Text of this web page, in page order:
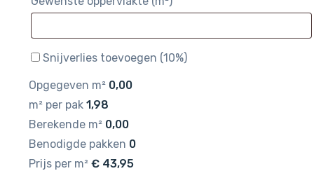
Snijverlies toevoegen (10%)
Opgegeven m² 0,00
m² per pak 1,98
Berekende m² 0,00
Benodigde pakken 0
Prijs per m² €43,95